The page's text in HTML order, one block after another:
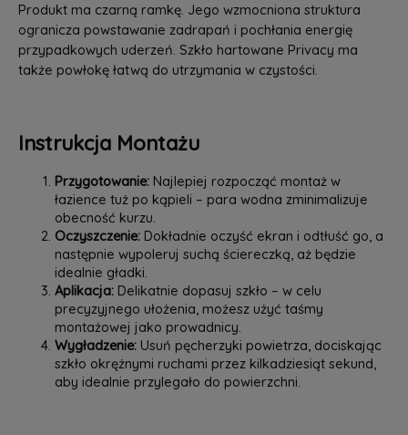
Produkt ma czarną ramkę. Jego wzmocniona struktura
ogranicza powstawanie zadrapań i pochłania energię
przypadkowych uderzeń. Szkło hartowane Privacy ma
także powłokę łatwą do utrzymania w czystości.
Instrukcja Montażu
Przygotowanie:Najlepiej rozpocząć montaż w
łazience tuż po kąpieli – para wodna zminimalizuje
obecność kurzu.
Oczyszczenie:Dokładnie oczyść ekran i odtłuść go, a
następnie wypoleruj suchą ściereczką, aż będzie
idealnie gładki.
Aplikacja:Delikatnie dopasuj szkło – w celu
precyzyjnego ułożenia, możesz użyć taśmy
montażowej jako prowadnicy.
Wygładzenie:Usuń pęcherzyki powietrza, dociskając
szkło okrężnymi ruchami przez kilkadziesiąt sekund,
aby idealnie przylegało do powierzchni.